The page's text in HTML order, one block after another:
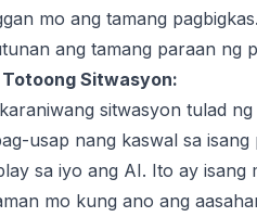
mo ang tamang
ang tamang paraan ng
Totoong Sitwasyon:
sitwasyon tulad
usap nang kaswal sa
sa iyo ang AI. Ito ay isang
mo kung ano ang